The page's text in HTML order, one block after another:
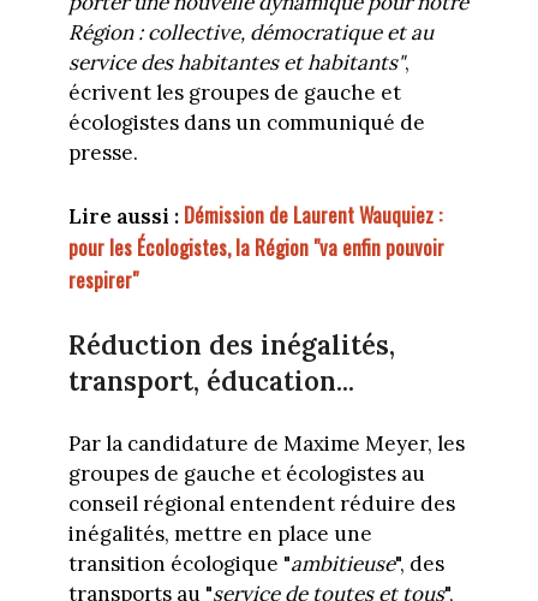
Région : collective, démocratique et au
service des habitantes et habitants",
écrivent les groupes de gauche et
écologistes dans un communiqué de
presse.
Lire aussi : Démission de Laurent Wauquiez :
pour les Écologistes, la Région "va enfin pouvoir
respirer"
Réduction des inégalités,
transport, éducation...
Par la candidature de Maxime Meyer, les
groupes de gauche et écologistes au
conseil régional entendent réduire des
inégalités, mettre en place une
transition écologique "ambitieuse", des
transports au "service de toutes et tous",